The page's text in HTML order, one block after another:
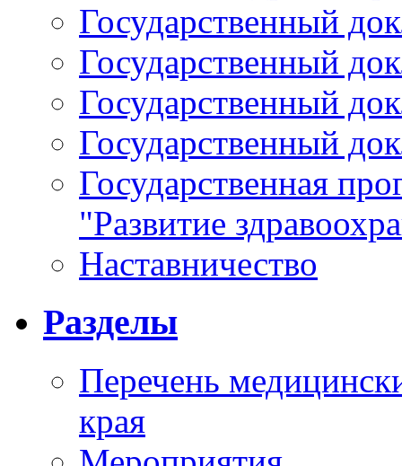
Государственный
Государственный
Государственный
Государственный
Государственная
"Развитие
Наставничество
Разделы
Перечень
края